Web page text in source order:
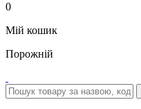
0
Мій кошик
Порожній